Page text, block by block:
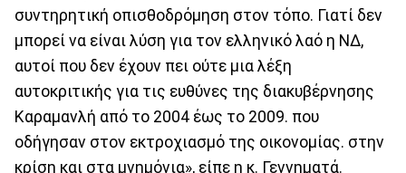
συντηρητική οπισθοδρόμηση στον τόπο. Γιατί δεν
μπορεί να είναι λύση για τον ελληνικό λαό η ΝΔ,
αυτοί που δεν έχουν πει ούτε μια λέξη
αυτοκριτικής για τις ευθύνες της διακυβέρνησης
Καραμανλή από το 2004 έως το 2009. που
οδήγησαν στον εκτροχιασμό της οικονομίας. στην
κρίση και στα μνημόνια», είπε η κ. Γεννηματά.